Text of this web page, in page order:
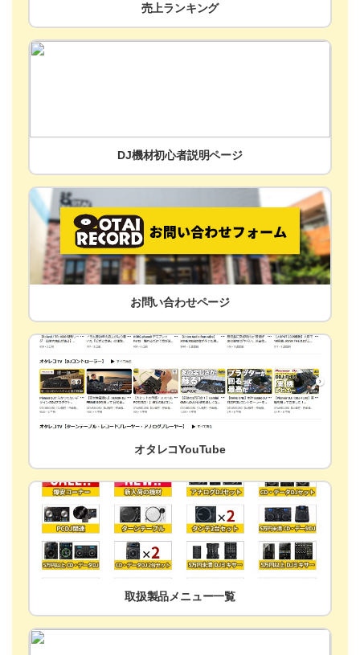
売上ランキング
DJ機材初心者説明ページ
お問い合わせページ
オタレコYouTube
取扱製品メニュー一覧